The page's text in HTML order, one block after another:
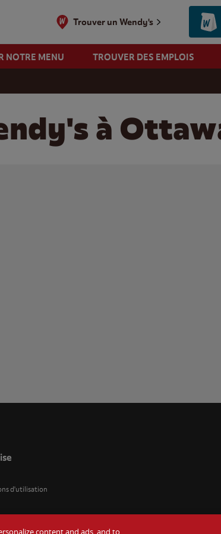
Trouver un Wendy's
NOTRE MENU TROUVER DES EMPLOIS
à
d'utilisation
content and ads, and to